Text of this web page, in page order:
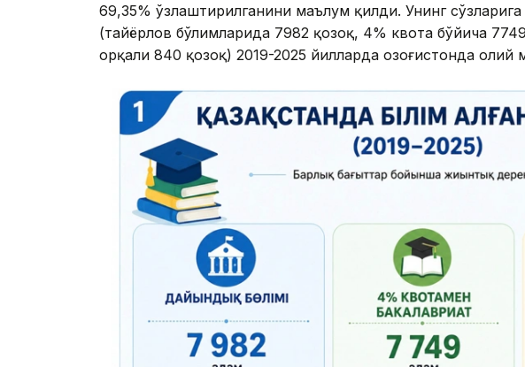
Инографика Kazinform
Дидар Болатнинг айтишича, улар Россия, Мўғулистон,
Республикасида яшовчи 12-17 ёшли ватандошлар
иштирок этган 100 ватандошнинг 77 фоизи "Келажакда
хоҳлайсизми?" деган саволга "ҳа" деб жавоб берган, 20
3 фоизи аниқ қарор қабул қилмаганликларини билдирган.
болалари учун давлат квотаси бўйича Қозоғистон
мумкинлигини биласизми?" деган саволга
эканликларини ва атиги 48 фоизи бундан хабардор